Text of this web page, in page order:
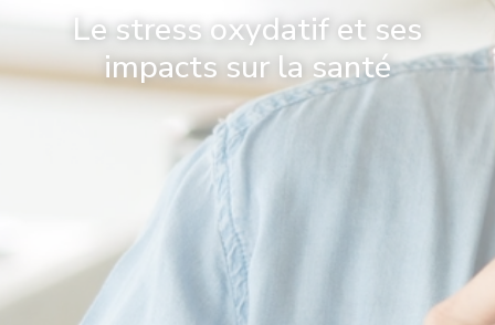
Le stress oxydatif et ses
impacts sur la santé